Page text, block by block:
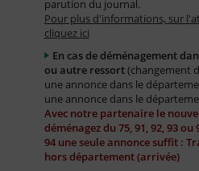
parution du journal.
Pour plus d'informations, sur
cliquez ici
En cas de déménagement
ou autre ressort(changement
une annonce dans le
une annonce dans le
Avec notre partenaire le
déménagez du 75, 91, 92, 93 ou
94 une seule annonce suffit :
hors département (arrivée)